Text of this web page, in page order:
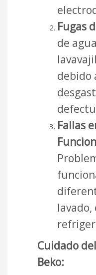
Fugas
de
debido
Fallas
lavado,
Cuidado
Beko: